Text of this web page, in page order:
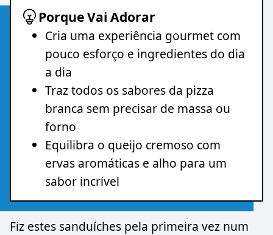
Porque Vai Adorar
Cria uma experiência gourmet com
pouco esforço e ingredientes do dia
a dia
Traz todos os sabores da pizza
branca sem precisar de massa ou
forno
Equilibra o queijo cremoso com
ervas aromáticas e alho para um
sabor incrível
Fiz estes sanduíches pela primeira vez num